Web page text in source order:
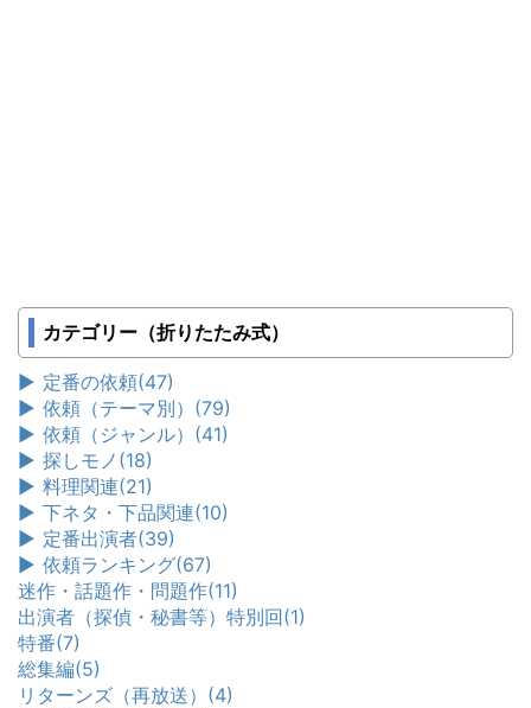
カテゴリー（折りたたみ式）
► 定番の依頼(47)
► 依頼（テーマ別） (79)
► 依頼（ジャンル） (41)
► 探しモノ (18)
► 料理関連(21)
► 下ネタ・下品関連(10)
► 定番出演者(39)
► 依頼ランキング(67)
迷作・話題作・問題作(11)
出演者（探偵・秘書等）特別回(1)
特番(7)
総集編(5)
リターンズ（再放送） (4)